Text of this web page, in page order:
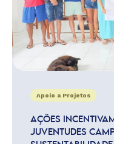
Apoio a Projetos
AÇÕES
JUVENTUDES